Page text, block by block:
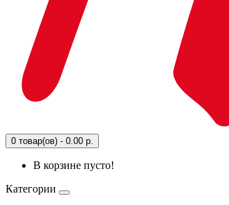
0 товар(ов) - 0.00 р.
В корзине пусто!
Категории